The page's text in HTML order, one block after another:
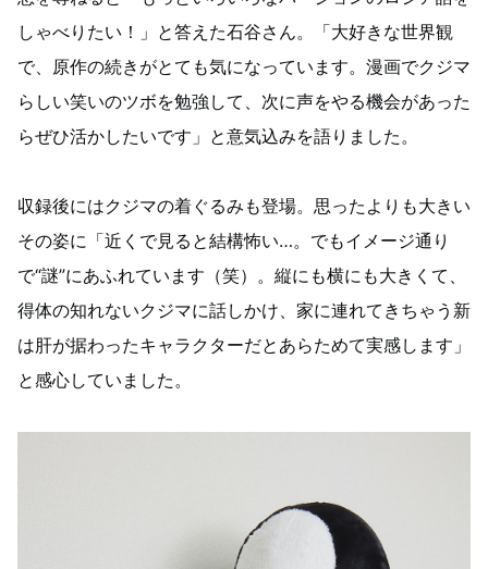
しゃべりたい！」と答えた石谷さん。「大好きな世界観
で、原作の続きがとても気になっています。漫画でクジマ
らしい笑いのツボを勉強して、次に声をやる機会があった
らぜひ活かしたいです」と意気込みを語りました。
収録後にはクジマの着ぐるみも登場。思ったよりも大きい
その姿に「近くで見ると結構怖い…。でもイメージ通り
で“謎”にあふれています（笑）。縦にも横にも大きくて、
得体の知れないクジマに話しかけ、家に連れてきちゃう新
は肝が据わったキャラクターだとあらためて実感します」
と感心していました。